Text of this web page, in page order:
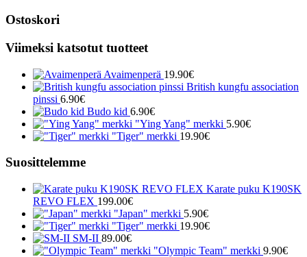
Ostoskori
Viimeksi katsotut tuotteet
Avaimenperä 19.90€
British kungfu association
pinssi 6.90€
Budo kid 6.90€
"Ying Yang" merkki 5.90€
"Tiger" merkki 19.90€
Suosittelemme
Karate puku K190SK
REVO FLEX 199.00€
"Japan" merkki 5.90€
"Tiger" merkki 19.90€
SM-II 89.00€
"Olympic Team" merkki 9.90€